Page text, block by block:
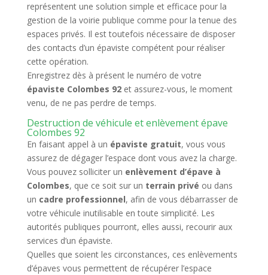
représentent une solution simple et efficace pour la
gestion de la voirie publique comme pour la tenue des
espaces privés. Il est toutefois nécessaire de disposer
des contacts d’un épaviste compétent pour réaliser
cette opération.
Enregistrez dès à présent le numéro de votre
épaviste Colombes 92et assurez-vous, le moment
venu, de ne pas perdre de temps.
Destruction de véhicule et enlèvement épave
Colombes 92
En faisant appel à un épaviste gratuit, vous vous
assurez de dégager l’espace dont vous avez la charge.
Vous pouvez solliciter un enlèvement d’épave à
Colombes, que ce soit sur un terrain privé ou dans
un cadre professionnel, afin de vous débarrasser de
votre véhicule inutilisable en toute simplicité. Les
autorités publiques pourront, elles aussi, recourir aux
services d’un épaviste.
Quelles que soient les circonstances, ces enlèvements
d’épaves vous permettent de récupérer l’espace